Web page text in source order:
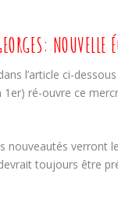
l’article ci-
ré-ouvre ce
nouveautés
toujours être